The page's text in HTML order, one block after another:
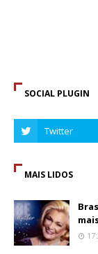
SOCIAL PLUGIN
MAIS LIDOS